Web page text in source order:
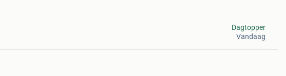
Dagtopper
Vandaag